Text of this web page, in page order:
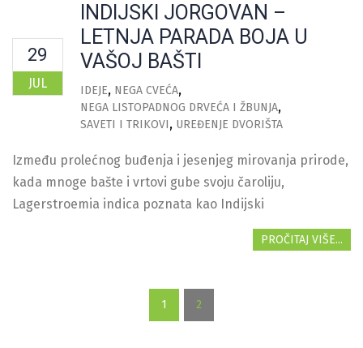
29
JUL
INDIJSKI JORGOVAN –
LETNJA PARADA BOJA U
VAŠOJ BAŠTI
IDEJE NEGA CVEĆA
NEGA LISTOPADNOG DRVEĆA I ŽBUNJA
SAVETI I TRIKOVI
UREĐENJE DVORIŠTA
Između prolećnog buđenja i jesenjeg mirovanja prirode,
kada mnoge bašte i vrtovi gube svoju čaroliju,
Lagerstroemia indica poznata kao Indijski
PROČITAJ VIŠE...
1 2